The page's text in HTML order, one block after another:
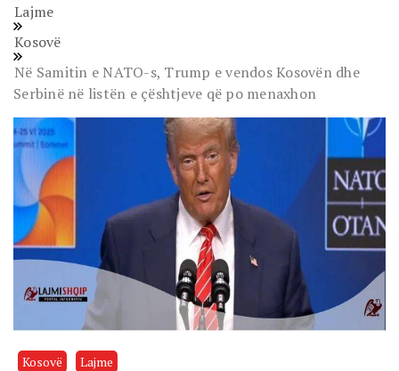
Lajme
Kosovë
Në Samitin e NATO-s, Trump e vendos Kosovën dhe
Serbinë në listën e çështjeve që po menaxhon
Kosovë Lajme